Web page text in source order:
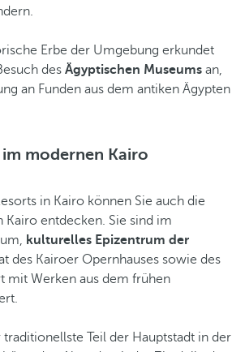
Erbe der Umgebung erkundet
des Ägyptischen Museums an,
an Funden aus dem antiken Ägypten
modernen Kairo
in Kairo können Sie auch die
Kairo entdecken. Sie sind im
kulturelles Epizentrum der
des Kairoer Opernhauses sowie des
mit Werken aus dem frühen
Teil der Hauptstadt in der